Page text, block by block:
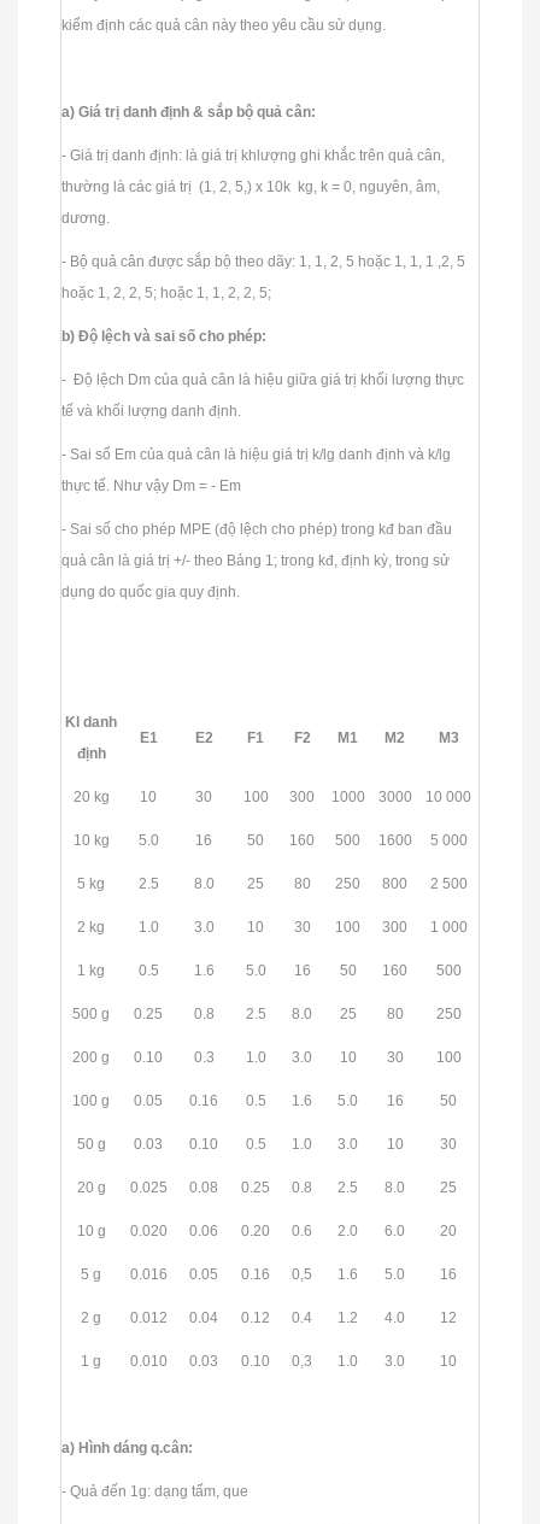
kiểm định các quả cân này theo yêu cầu sử dụng.
a) Giá trị danh định & sắp bộ quả cân:
- Giá trị danh định: là giá trị khlượng ghi khắc trên quả cân,
thường là các giá trị (1, 2, 5,) x 10k kg, k = 0, nguyên, âm,
dương.
- Bộ quả cân được sắp bộ theo dãy: 1, 1, 2, 5 hoặc 1, 1, 1 ,2, 5
hoặc 1, 2, 2, 5; hoặc 1, 1, 2, 2, 5;
b) Độ lệch và sai số cho phép:
- Độ lệch Dm của quả cân là hiệu giữa giá trị khối lượng thực
tế và khối lượng danh định.
- Sai số Em của quả cân là hiệu giá trị k/lg danh định và k/lg
thực tế. Như vậy Dm = - Em
- Sai số cho phép MPE (độ lệch cho phép) trong kđ ban đầu
quả cân là giá trị +/- theo Bảng 1; trong kđ, định kỳ, trong sử
dụng do quốc gia quy định.
Kl danh
định
E1 E2 F1 F2 M1 M2 M3
20 kg 10 30 100 300 1000 3000 10 000
10 kg 5.0 16 50 160 500 1600 5 000
5 kg 2.5 8.0 25 80 250 800 2 500
2 kg 1.0 3.0 10 30 100 300 1 000
1 kg 0.5 1.6 5.0 16 50 160 500
500 g 0.25 0.8 2.5 8.0 25 80 250
200 g 0.10 0.3 1.0 3.0 10 30 100
100 g 0.05 0.16 0.5 1.6 5.0 16 50
50 g 0.03 0.10 0.5 1.0 3.0 10 30
20 g 0.025 0.08 0.25 0.8 2.5 8.0 25
10 g 0.020 0.06 0.20 0.6 2.0 6.0 20
5 g 0.016 0.05 0.16 0,5 1.6 5.0 16
2 g 0.012 0.04 0.12 0.4 1.2 4.0 12
1 g 0.010 0.03 0.10 0,3 1.0 3.0 10
a) Hình dáng q.cân:
- Quả đến 1g: dạng tấm, que